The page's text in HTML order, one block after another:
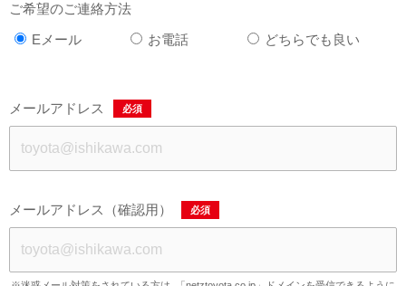
ご希望のご連絡方法
Eメール
お電話 どちらでも良い
メールアドレス 必須
メールアドレス（確認用） 必須